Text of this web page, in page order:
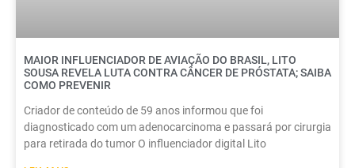
MAIOR INFLUENCIADOR DE AVIAÇÃO DO BRASIL, LITO
SOUSA REVELA LUTA CONTRA CÂNCER DE PRÓSTATA; SAIBA
COMO PREVENIR
Criador de conteúdo de 59 anos informou que foi
diagnosticado com um adenocarcinoma e passará por cirurgia
para retirada do tumor O influenciador digital Lito